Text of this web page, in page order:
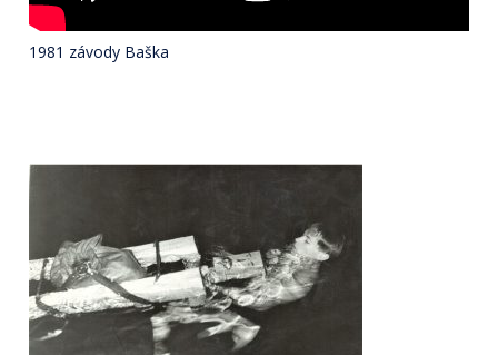
1981 závody Baška